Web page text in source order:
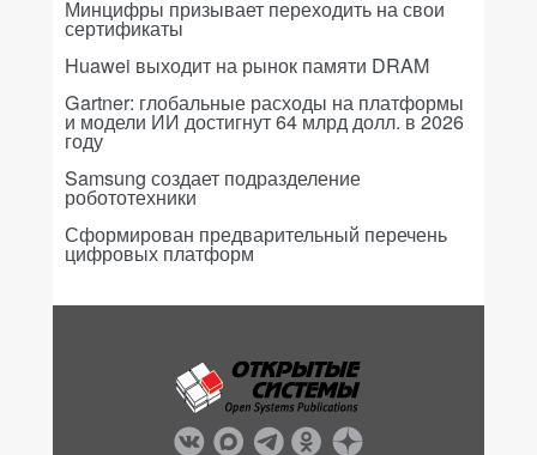
Минцифры призывает переходить на свои
сертификаты
Huawei выходит на рынок памяти DRAM
Gartner: глобальные расходы на платформы
и модели ИИ достигнут 64 млрд долл. в 2026
году
Samsung создает подразделение
робототехники
Сформирован предварительный перечень
цифровых платформ